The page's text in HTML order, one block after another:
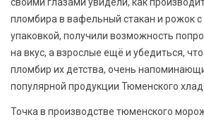
пломбира в вафельный стакан и рожок
упаковкой, получили возможность
на вкус, а взрослые ещё и убедиться,
пломбир их детства, очень
популярной продукции Тюменского
Точка в производстве тюменского